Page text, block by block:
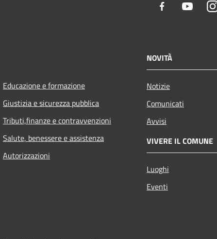
Facebook
Educazione e formazione
Giustizia e sicurezza pubblica
Tributi,finanze e contravvenzioni
Salute, benessere e assistenza
Autorizzazioni
NOVITÀ
Notizie
Comunicati
Avvisi
VIVERE IL COMUNE
Luoghi
Eventi